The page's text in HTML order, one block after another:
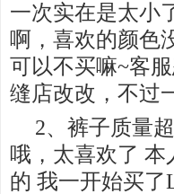
一次实在是太小
啊，喜欢的颜色
可以不买嘛~客
缝店改改，不过
2、裤子质量
哦，太喜欢了 本
的 我一开始买